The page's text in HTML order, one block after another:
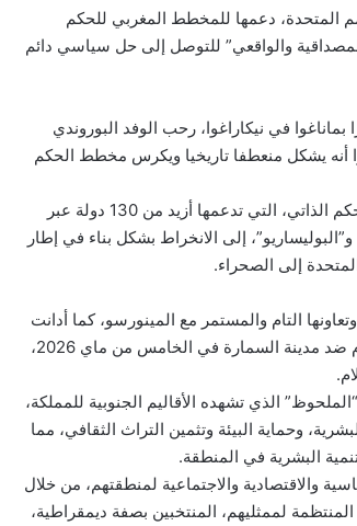
بوروندي، أمام أعضاء لجنة الـ24 التابعة للأمم المتحدة، دعمها للمخطط المغربي للحكم
والواقعي” للتوصل إلى حل سياسي دائم
الإقليمي للجنة الـ24 المنعقد مؤخرا بماناغوا في نيكاراغوا، رحب الوفد البوروندي
التاريخي لقرار مجلس الأمن الدولي رقم 2797، معتبرا أنه يشكل منعطفا تاريخيا ويكرس مخطط الحكم
كما أبرز الوفد الدينامية الدولية المتنامية لصالح المبادرة المغربية للحكم الذاتي، التي تدعمها أزيد من 130 دولة عبر
إلى الانخراط بشكل بناء في إطار
إلى الصحراء.
التام والمستمر مع المينورسو، كما أدانت
بشدة أي عمل من شأنه أن يقوض الاستقرار الإقليمي، لاسيما الهجوم ضد مدينة السمارة في الخامس من ماي 2026،
الذي تشهده الأقاليم الجنوبية للمملكة،
وحماية البيئة وتثمين التراث الثقافي، مما
البشرية في المنطقة.
والاقتصادية والاجتماعية لمنطقتهم، من خلال
لممثليهم، المنتخبين بصفة ديمقراطية،